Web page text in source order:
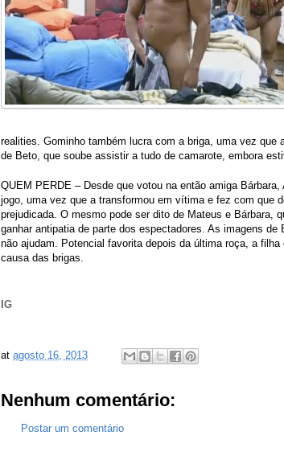
realities. Gominho também lucra com a briga, uma vez
de Beto, que soube assistir a tudo de camarote, embora
QUEM PERDE – Desde que votou na então amiga
jogo, uma vez que a transformou em vítima e fez com que
prejudicada. O mesmo pode ser dito de Mateus e Bárbara,
ganhar antipatia de parte dos espectadores. As imagens
não ajudam. Potencial favorita depois da última roça, a
causa das brigas.
IG
at agosto 16, 2013
Nenhum comentário:
Postar um comentário